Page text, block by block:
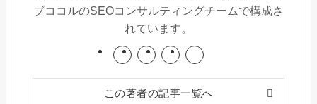
ブココルのSEOコンサルティングチームで構成さ
れています。
この著者の記事一覧へ